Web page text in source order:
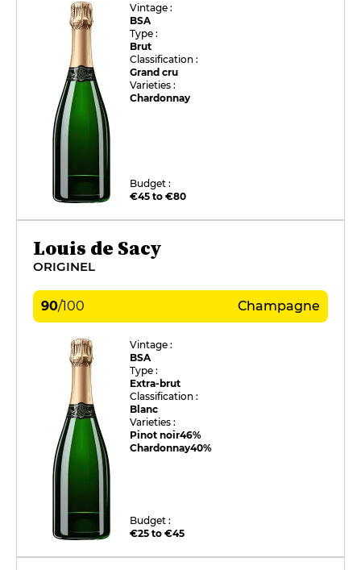
Vintage :
BSA
Type :
Brut
Classification :
Grand cru
Varieties :
Chardonnay
Budget :
€45 to €80
Louis de Sacy
ORIGINEL
90/100 Champagne
Vintage :
BSA
Type :
Extra-brut
Classification :
Blanc
Varieties :
Pinot noir46%
Chardonnay40%
Budget :
€25 to €45